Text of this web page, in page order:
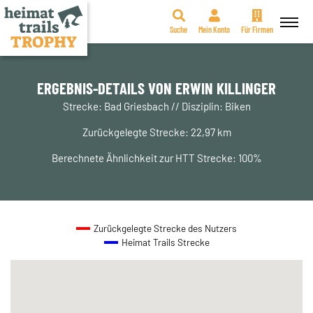
Zum
springen
Suche Mein Konto Für Firmen
ERGEBNIS-DETAILS VON ERWIN KILLINGER
Strecke: Bad Griesbach // Disziplin: Biken
Zurückgelegte Strecke: 22,97 km
Berechnete Ähnlichkeit zur HTT Strecke: 100%
Zurückgelegte Strecke des Nutzers
Heimat Trails Strecke